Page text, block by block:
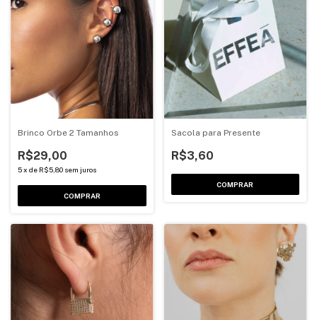
Brinco Orbe 2 Tamanhos
R$29,00
5x de R$5,80 sem juros
COMPRAR
Sacola para Presente
R$3,60